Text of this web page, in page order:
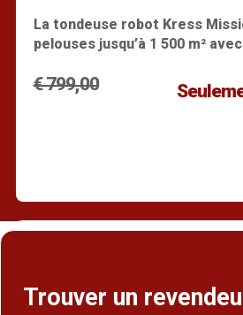
La tondeuse robot Kress
pelouses jusqu’à 1 500 m² avec
€ 799,00
Trouver un